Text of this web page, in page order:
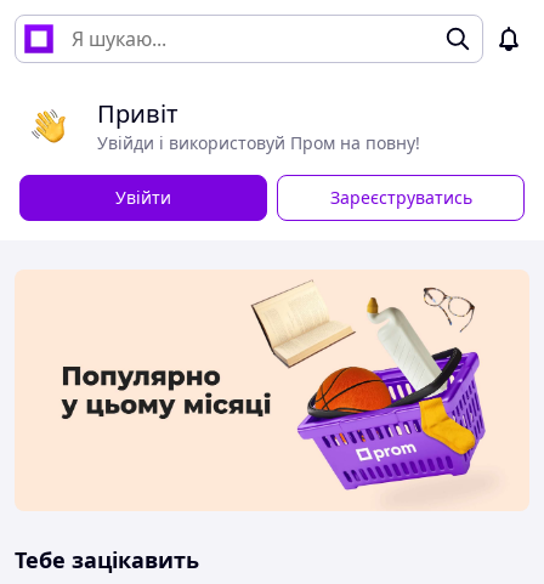
Привіт
Увійди і використовуй Пром на повну!
Увійти Зареєструватись
Тебе зацікавить